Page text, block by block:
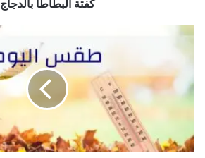
كفتة البطاطا بالدجاج
طقس